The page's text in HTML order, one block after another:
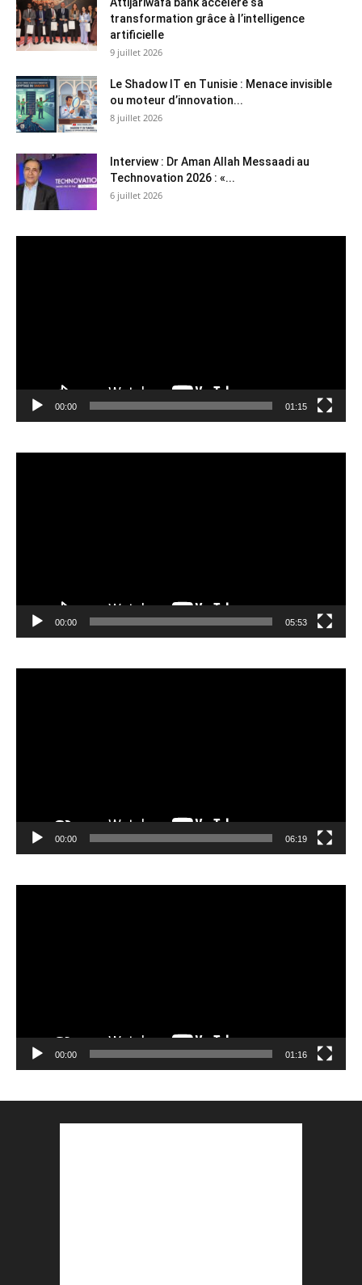
Attijariwafa bank accélère sa
transformation grâce à l’intelligence
artificielle
9 juillet 2026
Le Shadow IT en Tunisie : Menace invisible
ou moteur d’innovation...
8 juillet 2026
Interview : Dr Aman Allah Messaadi au
Technovation 2026 : «...
6 juillet 2026
00:00 01:15
00:00 05:53
00:00 06:19
00:00 01:16